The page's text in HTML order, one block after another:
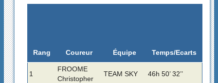
Rang Coureur Équipe Temps/Ecarts
1
FROOME
Christopher
TEAM SKY 46h 50’ 32’’